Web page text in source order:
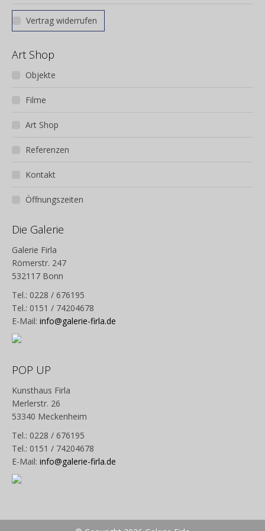
Vertrag widerrufen
Art Shop
Objekte
Filme
Art Shop
Referenzen
Kontakt
Öffnungszeiten
Die Galerie
Galerie Firla
Römerstr. 247
532117 Bonn
Tel.: 0228 / 676195
Tel.: 0151 / 74204678
E-Mail: info@galerie-firla.de
POP UP
Kunsthaus Firla
Merlerstr. 26
53340 Meckenheim
Tel.: 0228 / 676195
Tel.: 0151 / 74204678
E-Mail: info@galerie-firla.de